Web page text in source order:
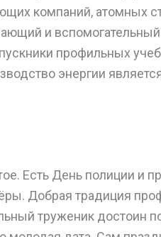
компаний, атомных
и
профильных
энергии
Есть День полиции и
Добрая традиция
труженик достоин